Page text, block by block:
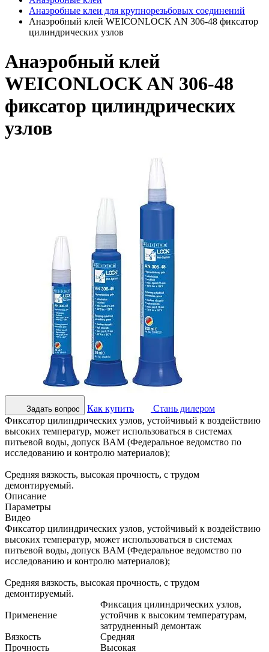
Анаэробные клеи для крупнорезьбовых соединений
Анаэробный клей WEICONLOCK AN 306-48 фиксатор
цилиндрических узлов
Анаэробный клей
WEICONLOCK AN 306-48
фиксатор цилиндрических
узлов
Задать вопрос Как купить
Стань дилером
Фиксатор цилиндрических узлов, устойчивый к воздействию
высоких температур, может использоваться в системах
питьевой воды, допуск BAM (Федеральное ведомство по
исследованию и контролю материалов);
Средняя вязкость, высокая прочность, с трудом
демонтируемый.
Описание
Параметры
Видео
Фиксатор цилиндрических узлов, устойчивый к воздействию
высоких температур, может использоваться в системах
питьевой воды, допуск BAM (Федеральное ведомство по
исследованию и контролю материалов);
Средняя вязкость, высокая прочность, с трудом
демонтируемый.
Применение
Фиксация цилиндрических узлов,
устойчив к высоким температурам,
затрудненный демонтаж
Вязкость
Средняя
Прочность
Высокая